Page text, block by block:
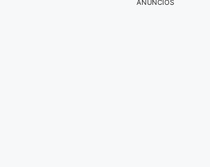
ANÚNCIOS